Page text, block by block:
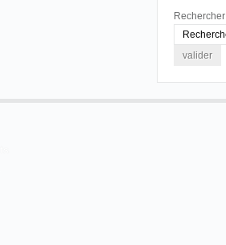
Rechercher